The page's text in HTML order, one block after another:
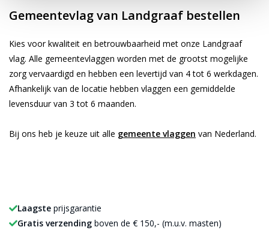
Gemeentevlag van Landgraaf bestellen
Kies voor kwaliteit en betrouwbaarheid met onze Landgraaf
vlag. Alle gemeentevlaggen worden met de grootst mogelijke
zorg vervaardigd en hebben een levertijd van 4 tot 6 werkdagen.
Afhankelijk van de locatie hebben vlaggen een gemiddelde
levensduur van 3 tot 6 maanden.
Bij ons heb je keuze uit alle gemeente vlaggen van Nederland.
Laagste prijsgarantie
Gratis verzending boven de € 150,- (m.u.v. masten)